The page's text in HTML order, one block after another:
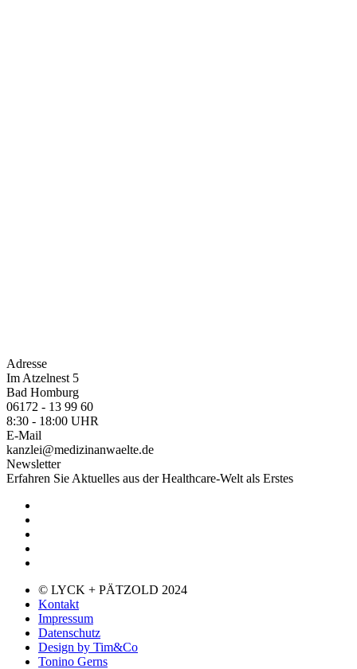
Adresse
Im Atzelnest 5
Bad Homburg
06172 - 13 99 60
8:30 - 18:00 UHR
E-Mail
kanzlei@medizinanwaelte.de
Newsletter
Erfahren Sie Aktuelles aus der Healthcare-Welt als Erstes
© LYCK + PÄTZOLD 2024
Kontakt
Impressum
Datenschutz
Design by Tim&Co
Tonino Gerns